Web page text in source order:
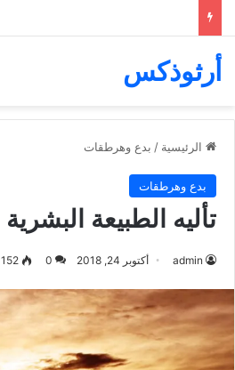
أرثوذكس
الرئيسية / بدع وهرطقات
بدع وهرطقات
تأليه الطبيعة البشرية
admin أكتوبر 24, 2018 0
152